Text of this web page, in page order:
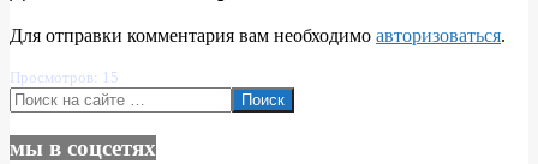
Для отправки комментария вам необходимо авторизоваться.
Просмотров: 15
Поиск
мы в соцсетях